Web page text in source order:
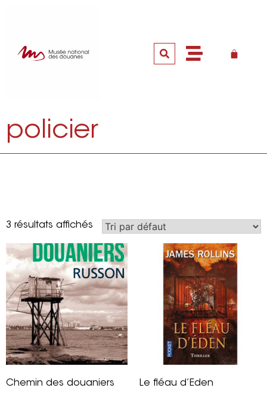
policier
3 résultats affichés
Chemin des douaniers Le fléau d’Eden